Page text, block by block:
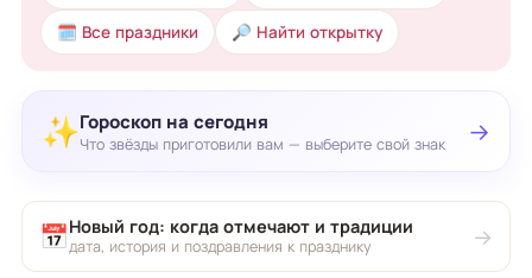
🗓 Все праздники 🔎 Найти открытку
✨Гороскоп на сегодня
Что звёзды приготовили вам — выберите свой знак →
📅Новый год: когда отмечают и традиции
дата, история и поздравления к празднику →